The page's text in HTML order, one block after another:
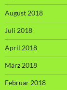
August 2018
Juli 2018
April 2018
März 2018
Februar 2018